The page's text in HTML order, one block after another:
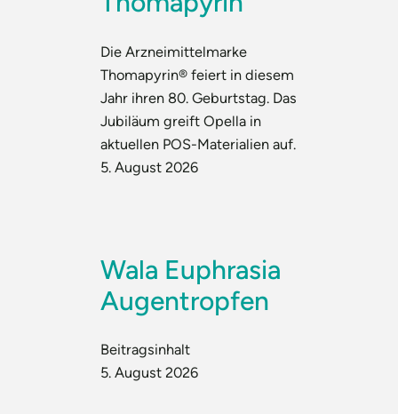
Die Arzneimittelmarke
Thomapyrin® feiert in diesem
Jahr ihren 80. Geburtstag. Das
Jubiläum greift Opella in
aktuellen POS-Materialien auf.
5. August 2026
Wala Euphrasia
Augentropfen
Beitragsinhalt
5. August 2026